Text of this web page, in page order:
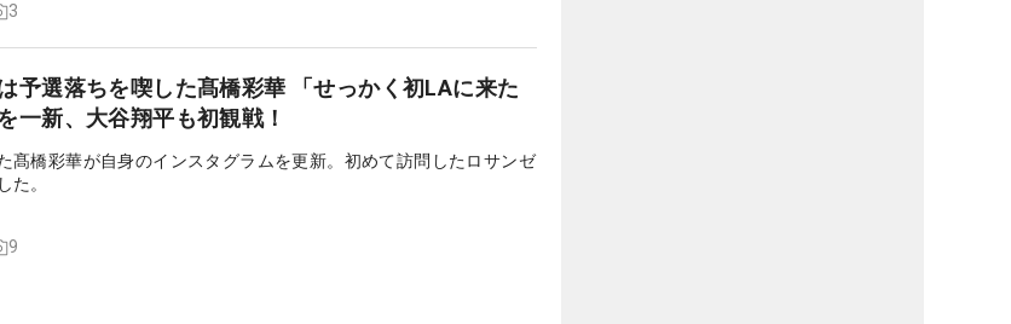
3
予選落ちを喫した髙橋彩華 「せっかく初LAに来た
一新、大谷翔平も初観戦！
髙橋彩華が自身のインスタグラムを更新。初めて訪問したロサンゼ
た。
9